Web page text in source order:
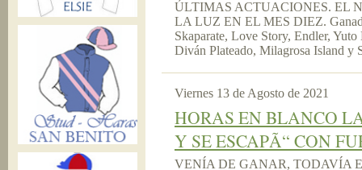
ÚLTIMAS ACTUACIONES. EL
LA LUZ EN EL MES DIEZ.
Skaparate, Love Story, Endler,
Diván Plateado, Milagrosa Island y
Viernes 13 de Agosto de 2021
HORAS EN BLANCO
Y SE ESCAPÃ“ CON
VENÍA DE GANAR, TODAVÍA